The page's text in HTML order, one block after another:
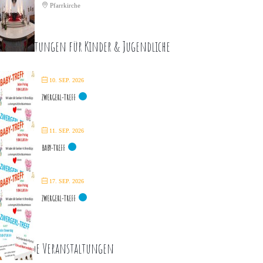
Pfarrkirche
für Kinder & Jugendliche
10. SEP. 2026
ZWERGERL-TREFF
11. SEP. 2026
BABY-TREFF
17. SEP. 2026
ZWERGERL-TREFF
Veranstaltungen